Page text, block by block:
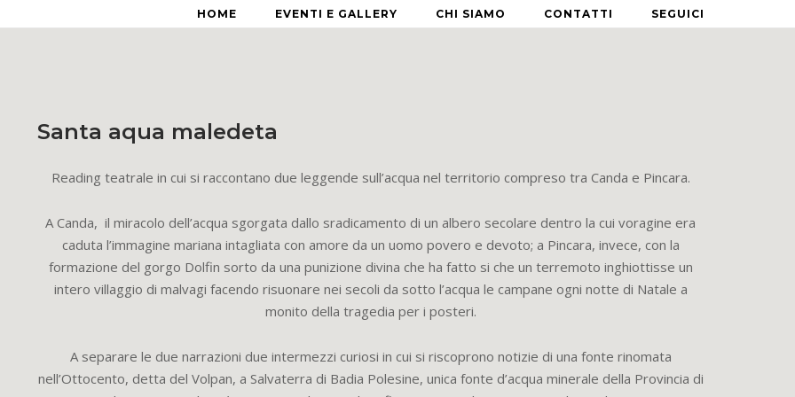
HOME EVENTI E GALLERY CHI SIAMO CONTATTI SEGUICI
Santa aqua maledeta
Reading teatrale in cui si raccontano due leggende sull’acqua nel territorio compreso tra Canda e Pincara.
A Canda, il miracolo dell’acqua sgorgata dallo sradicamento di un albero secolare dentro la cui voragine era
caduta l’immagine mariana intagliata con amore da un uomo povero e devoto; a Pincara, invece, con la
formazione del gorgo Dolfin sorto da una punizione divina che ha fatto si che un terremoto inghiottisse un
intero villaggio di malvagi facendo risuonare nei secoli da sotto l’acqua le campane ogni notte di Natale a
monito della tragedia per i posteri.
A separare le due narrazioni due intermezzi curiosi in cui si riscoprono notizie di una fonte rinomata
nell’Ottocento, detta del Volpan, a Salvaterra di Badia Polesine, unica fonte d’acqua minerale della Provincia di